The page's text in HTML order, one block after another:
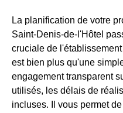
La planification de votre
Saint-Denis-de-l'Hôtel
cruciale de
est bien plus qu'une
engagement transparent
utilisés, les délais de
incluses. Il vous permet